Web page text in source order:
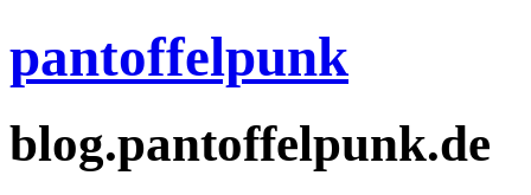
pantoffelpunk
blog.pantoffelpunk.de